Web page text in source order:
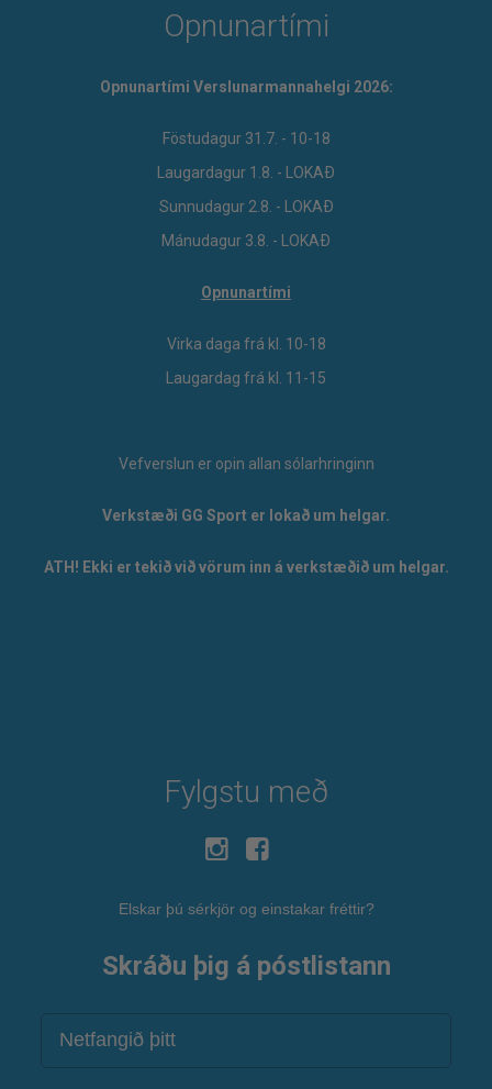
Opnunartími
Opnunartími Verslunarmannahelgi 2026:
Föstudagur 31.7. - 10-18
Laugardagur 1.8. - LOKAÐ
Sunnudagur 2.8. - LOKAÐ
Mánudagur 3.8. - LOKAÐ
Opnunartími
Virka daga frá kl. 10-18
Laugardag frá kl. 11-15
Vefverslun er opin allan sólarhringinn
Verkstæði GG Sport er lokað um helgar.
ATH! Ekki er tekið við vörum inn á verkstæðið um helgar.
Fylgstu með
Elskar þú sérkjör og einstakar fréttir?
Skráðu þig á póstlistann